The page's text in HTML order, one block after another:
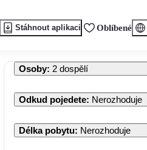
Stáhnout aplikaci Oblíbené
Osoby: 2 dospělí
Odkud pojedete: Nerozhoduje
Délka pobytu: Nerozhoduje